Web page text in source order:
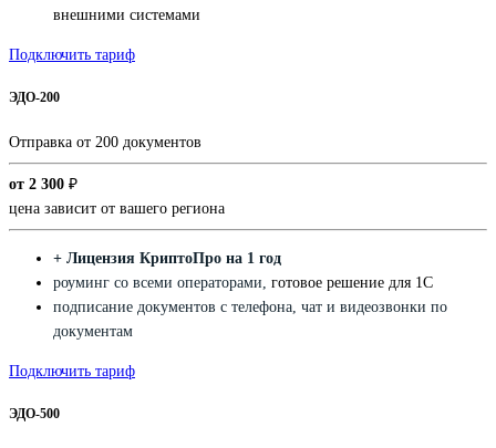
внешними системами
Подключить тариф
ЭДО-200
Отправка от 200 документов
от 2 300 ₽
цена зависит от вашего региона
+ Лицензия КриптоПро на 1 год
роуминг со всеми операторами, готовое решение для 1С
подписание документов с телефона, чат и видеозвонки по
документам
Подключить тариф
ЭДО-500